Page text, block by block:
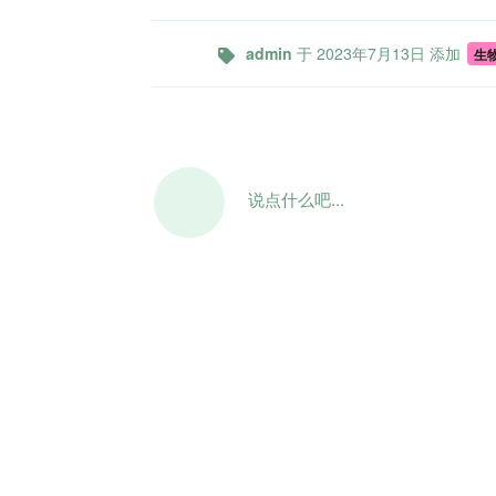
admin 于 2023年7月13日 添加 生
说点什么吧...